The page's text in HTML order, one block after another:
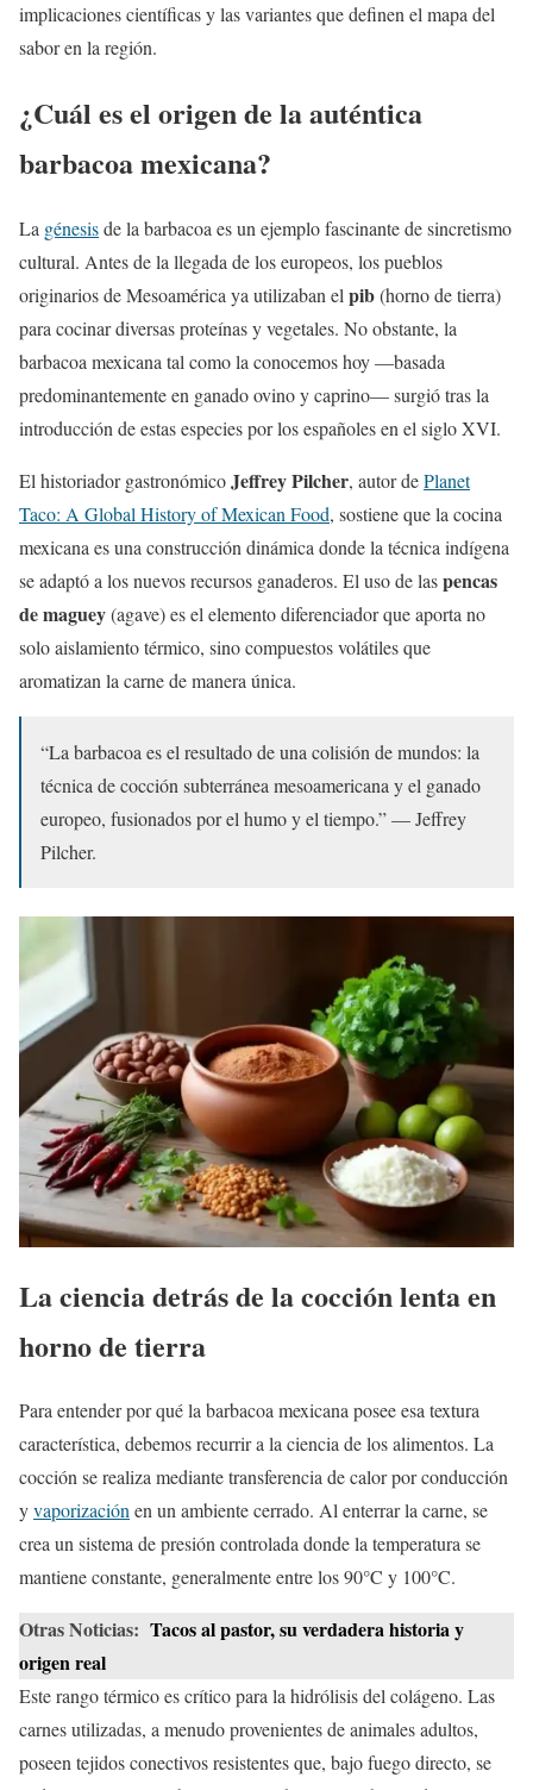
implicaciones científicas y las variantes que definen el mapa del
sabor en la región.
¿Cuál es el origen de la auténtica
barbacoa mexicana?
La génesisde la barbacoa es un ejemplo fascinante de sincretismo
cultural. Antes de la llegada de los europeos, los pueblos
originarios de Mesoamérica ya utilizaban elpib(horno de tierra)
para cocinar diversas proteínas y vegetales. No obstante, la
barbacoa mexicana tal como la conocemos hoy —basada
predominantemente en ganado ovino y caprino— surgió tras la
introducción de estas especies por los españoles en el siglo XVI.
El historiador gastronómicoJeffrey Pilcher, autor dePlanet
Taco: A Global History of Mexican Food, sostiene que la cocina
mexicana es una construcción dinámica donde la técnica indígena
se adaptó a los nuevos recursos ganaderos. El uso de laspencas
de maguey(agave) es el elemento diferenciador que aporta no
solo aislamiento térmico, sino compuestos volátiles que
aromatizan la carne de manera única.
“La barbacoa es el resultado de una colisión de mundos: la
técnica de cocción subterránea mesoamericana y el ganado
europeo, fusionados por el humo y el tiempo.” — Jeffrey
Pilcher.
La ciencia detrás de la cocción lenta en
horno de tierra
Para entender por qué la barbacoa mexicana posee esa textura
característica, debemos recurrir a la ciencia de los alimentos. La
cocción se realiza mediante transferencia de calor por conducción
yvaporizaciónen un ambiente cerrado. Al enterrar la carne, se
crea un sistema de presión controlada donde la temperatura se
mantiene constante, generalmente entre los 90°C y 100°C.
Otras Noticias: Tacos al pastor, su verdadera historia y
origen real
Este rango térmico es crítico para la hidrólisis del colágeno. Las
carnes utilizadas, a menudo provenientes de animales adultos,
poseen tejidos conectivos resistentes que, bajo fuego directo, se